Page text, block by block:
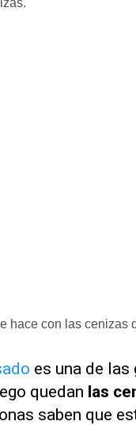
hace con las cenizas
es una de
quedan las
saben que